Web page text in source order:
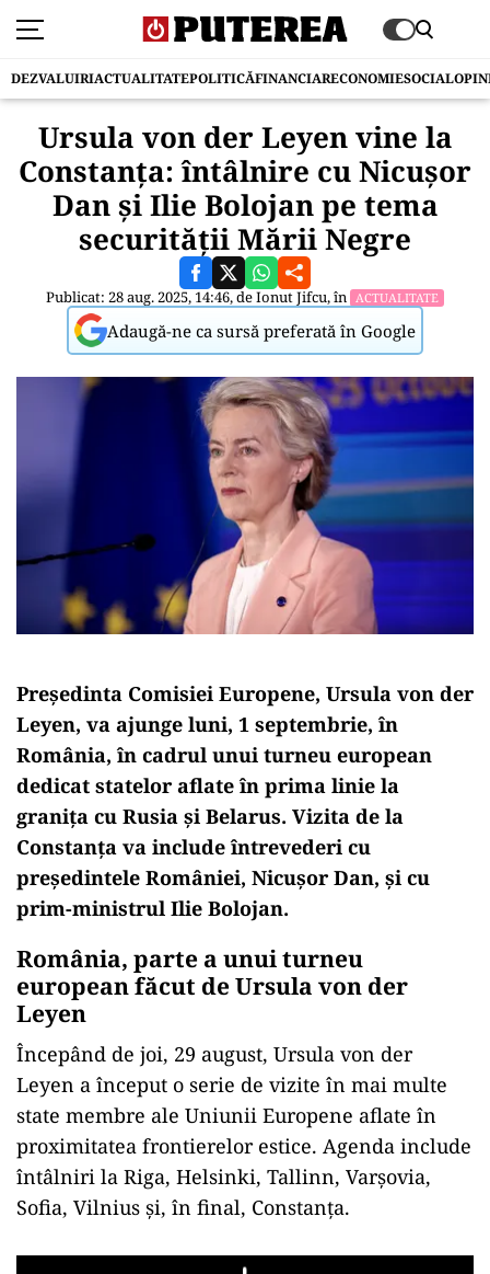
DEZVALUIRIACTUALITATEPOLITICĂFINANCIARECONOMIESOCIAL
Ursula von der Leyen vine la
Constanța: întâlnire cu Nicușor
Dan și Ilie Bolojan pe tema
securității Mării Negre
Publicat: 28 aug. 2025, 14:46, deIonut Jifcu, în ACTUALITATE
Adaugă-ne ca sursă preferată în Google
Președinta Comisiei Europene, Ursula von der
Leyen, va ajunge luni, 1 septembrie, în
România, în cadrul unui turneu european
dedicat statelor aflate în prima linie la
granița cu Rusia și Belarus. Vizita de la
Constanța va include întrevederi cu
președintele României, Nicușor Dan, și cu
prim-ministrul Ilie Bolojan.
România, parte a unui turneu
european făcut de Ursula von der
Leyen
Începând de joi, 29 august, Ursula von der
Leyen a început o serie de vizite în mai multe
state membre ale Uniunii Europene aflate în
proximitatea frontierelor estice. Agenda include
întâlniri la Riga, Helsinki, Tallinn, Varșovia,
Sofia, Vilnius și, în final, Constanța.